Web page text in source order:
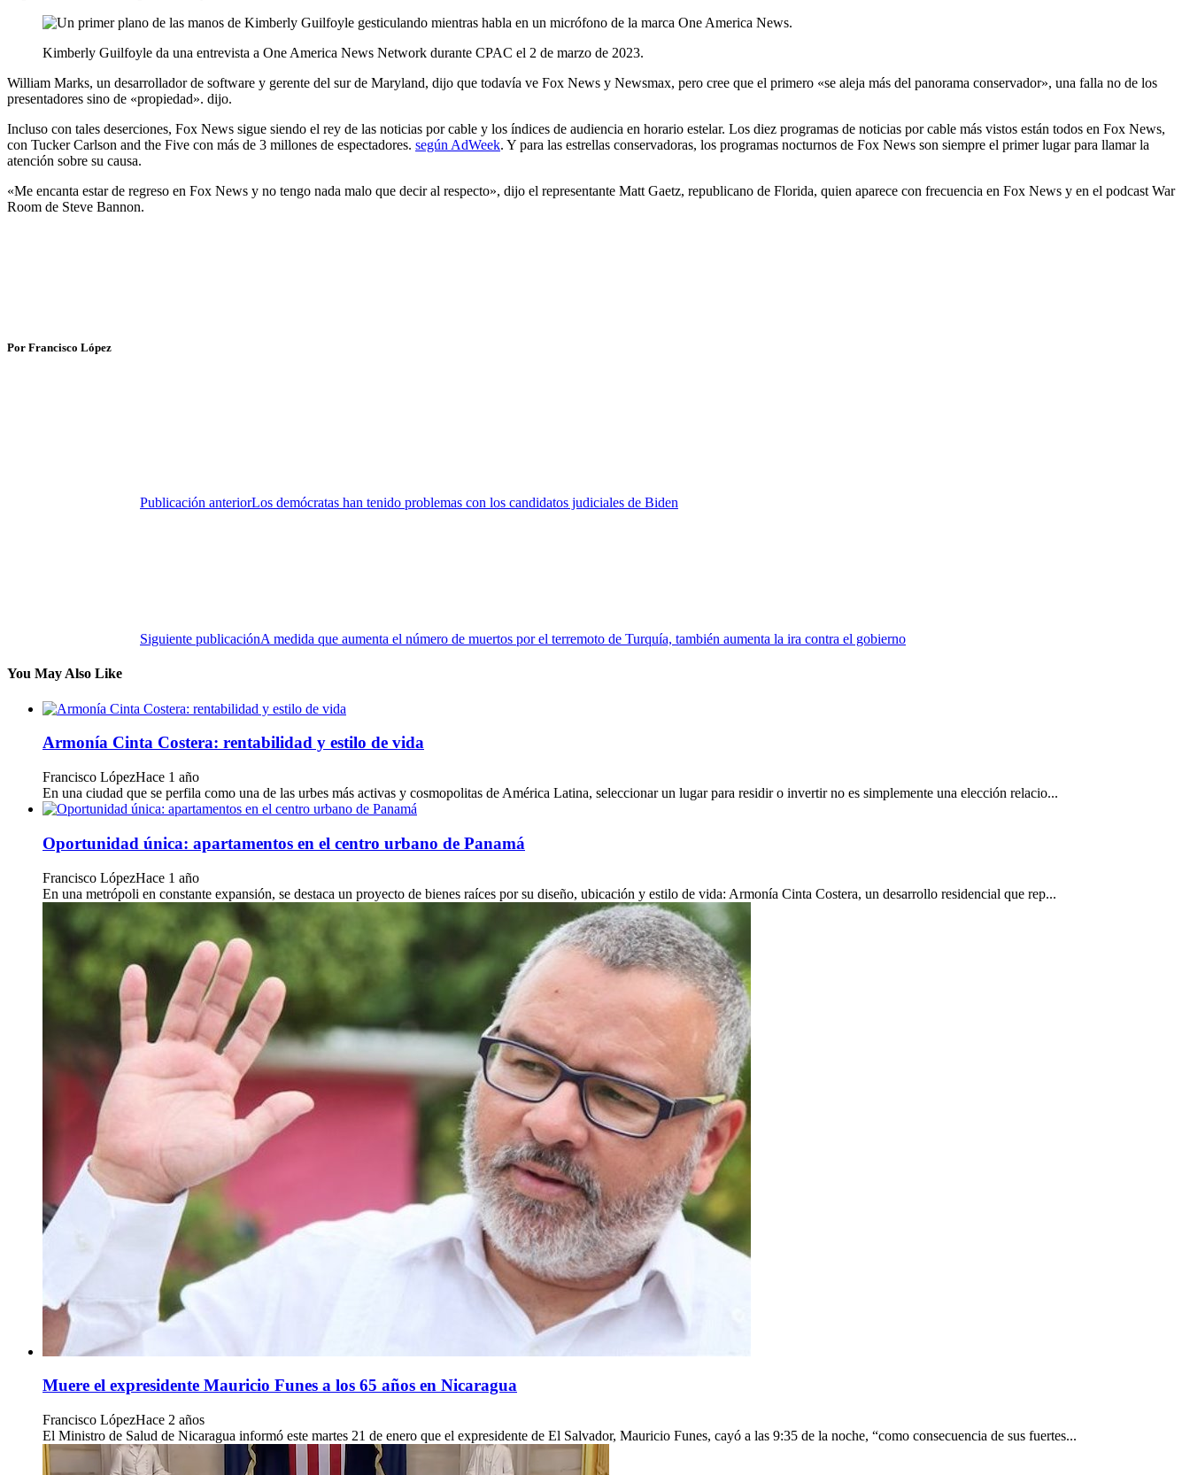
Kimberly Guilfoyle da una entrevista a One America News Network durante CPAC el 2 de marzo de 2023.
William Marks, un desarrollador de software y gerente del sur de Maryland, dijo que todavía ve Fox News y Newsmax, pero cree que el primero «se aleja más del panorama conservador», una falla no de los
presentadores sino de «propiedad». dijo.
Incluso con tales deserciones, Fox News sigue siendo el rey de las noticias por cable y los índices de audiencia en horario estelar. Los diez programas de noticias por cable más vistos están todos en Fox News,
con Tucker Carlson and the Five con más de 3 millones de espectadores. según AdWeek. Y para las estrellas conservadoras, los programas nocturnos de Fox News son siempre el primer lugar para llamar la
atención sobre su causa.
«Me encanta estar de regreso en Fox News y no tengo nada malo que decir al respecto», dijo el representante Matt Gaetz, republicano de Florida, quien aparece con frecuencia en Fox News y en el podcast War
Room de Steve Bannon.
Por Francisco López
Publicación anteriorLos demócratas han tenido problemas con los candidatos judiciales de Biden
Siguiente publicaciónA medida que aumenta el número de muertos por el terremoto de Turquía, también aumenta la ira contra el gobierno
You May Also Like
Armonía Cinta Costera: rentabilidad y estilo de vida
Francisco LópezHace 1 año
En una ciudad que se perfila como una de las urbes más activas y cosmopolitas de América Latina, seleccionar un lugar para residir o invertir no es simplemente una elección relacio...
Oportunidad única: apartamentos en el centro urbano de Panamá
Francisco LópezHace 1 año
En una metrópoli en constante expansión, se destaca un proyecto de bienes raíces por su diseño, ubicación y estilo de vida: Armonía Cinta Costera, un desarrollo residencial que rep...
Muere el expresidente Mauricio Funes a los 65 años en Nicaragua
Francisco LópezHace 2 años
El Ministro de Salud de Nicaragua informó este martes 21 de enero que el expresidente de El Salvador, Mauricio Funes, cayó a las 9:35 de la noche, “como consecuencia de sus fuertes...